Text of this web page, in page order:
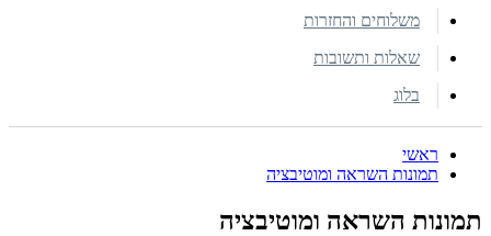
משלוחים והחזרות
שאלות ותשובות
בלוג
ראשי
תמונות השראה ומוטיבציה
תמונות השראה ומוטיבציה